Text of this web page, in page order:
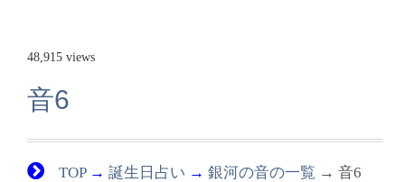
48,915 views
音6
TOP→ 誕生日占い → 銀河の音の一覧 → 音6